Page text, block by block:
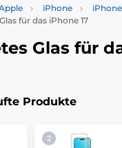
iPhone
iPhone
für das iPhone 17
Glas für
Produkte